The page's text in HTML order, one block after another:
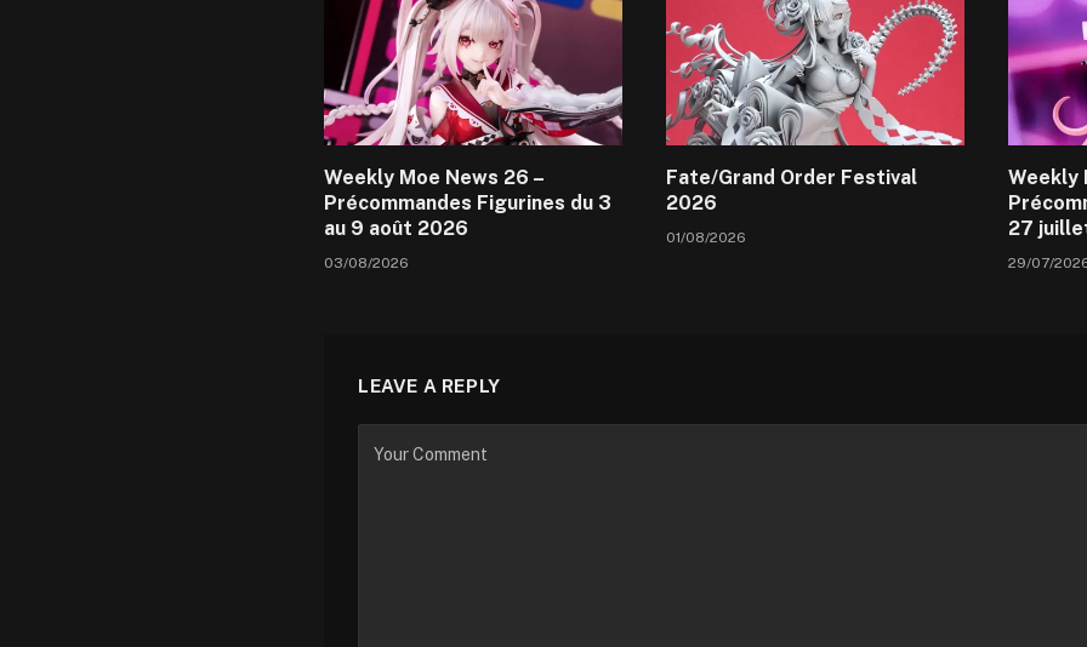
Weekly Moe News 26 –
Précommandes Figurines du 3
au 9 août 2026
03/08/2026
Fate/Grand Order Festival
2026
01/08/2026
Weekly
27
29/07/
LEAVE A REPLY